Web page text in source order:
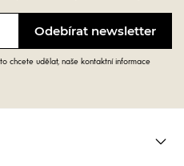
chcete udělat, naše kontaktní informace
